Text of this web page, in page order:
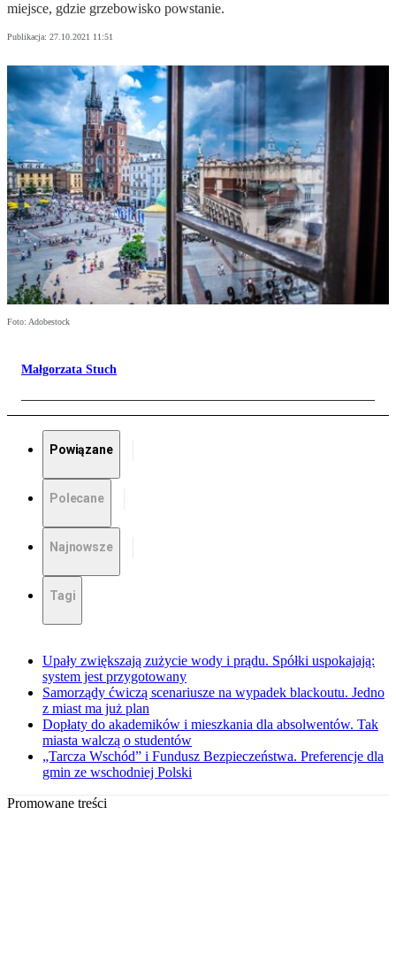
miejsce, gdzie grzebowisko powstanie.
Publikacja: 27.10.2021 11:51
Foto: Adobestock
Małgorzata Stuch
Powiązane
Polecane
Najnowsze
Tagi
Upały zwiększają zużycie wody i prądu. Spółki uspokajają:
system jest przygotowany
Samorządy ćwiczą scenariusze na wypadek blackoutu. Jedno
z miast ma już plan
Dopłaty do akademików i mieszkania dla absolwentów. Tak
miasta walczą o studentów
„Tarcza Wschód” i Fundusz Bezpieczeństwa. Preferencje dla
gmin ze wschodniej Polski
Promowane treści